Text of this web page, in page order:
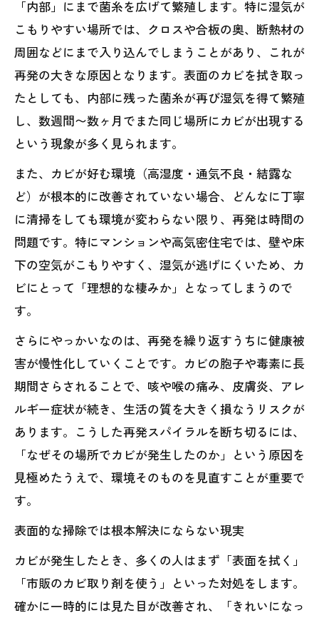
「内部」にまで菌糸を広げて繁殖します。特に湿気が
こもりやすい場所では、クロスや合板の奥、断熱材の
周囲などにまで入り込んでしまうことがあり、これが
再発の大きな原因となります。表面のカビを拭き取っ
たとしても、内部に残った菌糸が再び湿気を得て繁殖
し、数週間〜数ヶ月でまた同じ場所にカビが出現する
という現象が多く見られます。
また、カビが好む環境（高湿度・通気不良・結露な
ど）が根本的に改善されていない場合、どんなに丁寧
に清掃をしても環境が変わらない限り、再発は時間の
問題です。特にマンションや高気密住宅では、壁や床
下の空気がこもりやすく、湿気が逃げにくいため、カ
ビにとって「理想的な棲みか」となってしまうので
す。
さらにやっかいなのは、再発を繰り返すうちに健康被
害が慢性化していくことです。カビの胞子や毒素に長
期間さらされることで、咳や喉の痛み、皮膚炎、アレ
ルギー症状が続き、生活の質を大きく損なうリスクが
あります。こうした再発スパイラルを断ち切るには、
「なぜその場所でカビが発生したのか」という原因を
見極めたうえで、環境そのものを見直すことが重要で
す。
表面的な掃除では根本解決にならない現実
カビが発生したとき、多くの人はまず「表面を拭く」
「市販のカビ取り剤を使う」といった対処をします。
確かに一時的には見た目が改善され、「きれいになっ